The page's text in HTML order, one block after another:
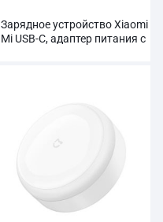
Зарядное устройство Xiaomi
Mi USB-C, адаптер питания с